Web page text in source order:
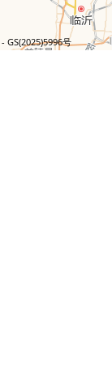
- GS(2025)5996号